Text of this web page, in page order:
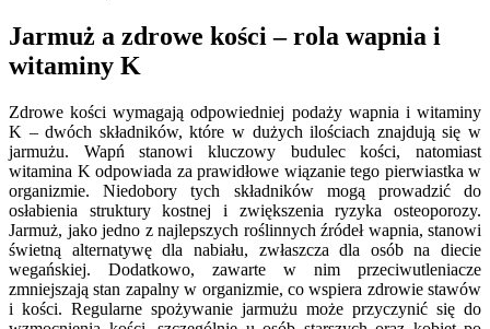
Jarmuż a zdrowe kości – rola wapnia i
witaminy K
Zdrowe kości wymagają odpowiedniej podaży wapnia i witaminy
K – dwóch składników, które w dużych ilościach znajdują się w
jarmużu. Wapń stanowi kluczowy budulec kości, natomiast
witamina K odpowiada za prawidłowe wiązanie tego pierwiastka w
organizmie. Niedobory tych składników mogą prowadzić do
osłabienia struktury kostnej i zwiększenia ryzyka osteoporozy.
Jarmuż, jako jedno z najlepszych roślinnych źródeł wapnia, stanowi
świetną alternatywę dla nabiału, zwłaszcza dla osób na diecie
wegańskiej. Dodatkowo, zawarte w nim przeciwutleniacze
zmniejszają stan zapalny w organizmie, co wspiera zdrowie stawów
i kości. Regularne spożywanie jarmużu może przyczynić się do